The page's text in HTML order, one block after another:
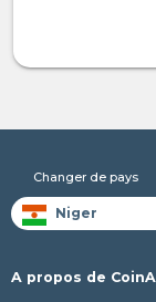
Changer de pays
A propos de